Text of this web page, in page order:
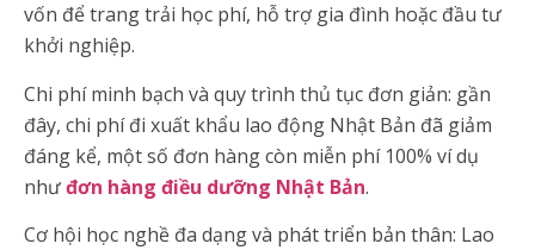
vốn để trang trải học phí, hỗ trợ gia đình hoặc đầu tư
khởi nghiệp.
Chi phí minh bạch và quy trình thủ tục đơn giản: gần
đây, chi phí đi xuất khẩu lao động Nhật Bản đã giảm
đáng kể, một số đơn hàng còn miễn phí 100% ví dụ
nhưđơn hàng điều dưỡng Nhật Bản.
Cơ hội học nghề đa dạng và phát triển bản thân: Lao